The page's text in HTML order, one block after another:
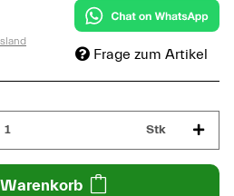
Frage zum Artikel
Stk